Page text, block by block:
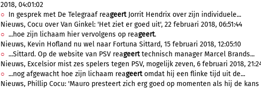
2018, 04:01:02
In gesprek met De Telegraaf reageertJorrit Hendrix over zijn individuele...
Nieuws, Cocu over Van Ginkel: 'Het ziet er goed uit', 22 februari 2018, 06:51:44
...hoe zijn lichaam hier vervolgens op reageert.
Nieuws, Kevin Hofland nu wel naar Fortuna Sittard, 15 februari 2018, 12:05:10
...Sittard. Op de website van PSV reageerttechnisch manager Marcel Brands...
Nieuws, Excelsior mist zes spelers tegen PSV, mogelijk zeven, 6 februari 2018,
...nog afgewacht hoe zijn lichaam reageertomdat hij een flinke tijd uit de...
Nieuws, Phillip Cocu: 'Mauro presteert zich erg goed op momenten als hij de